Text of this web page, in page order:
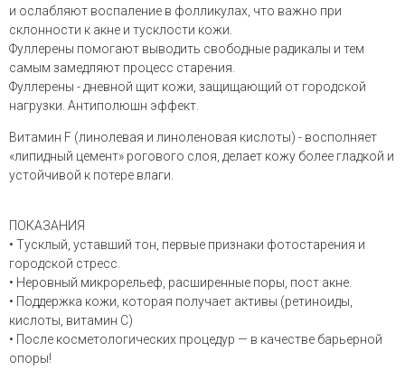
и ослабляют воспаление в фолликулах, что важно при
склонности к акне и тусклости кожи.
Фуллерены помогают выводить свободные радикалы и тем
самым замедляют процесс старения.
Фуллерены - дневной щит кожи, защищающий от городской
нагрузки. Антиполюшн эффект.
Витамин F (линолевая и линоленовая кислоты) - восполняет
«липидный цемент» рогового слоя, делает кожу более гладкой и
устойчивой к потере влаги.
ПОКАЗАНИЯ
• Тусклый, уставший тон, первые признаки фотостарения и
городской стресс.
• Неровный микрорельеф, расширенные поры, пост акне.
• Поддержка кожи, которая получает активы (ретиноиды,
кислоты, витамин C)
• После косметологических процедур — в качестве барьерной
опоры!